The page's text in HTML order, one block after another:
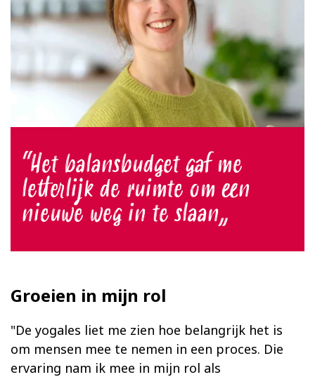
Het balansbudget gaf me
letterlijk de ruimte om een
nieuwe weg in te slaan
Groeien in mijn rol
"De yogales liet me zien hoe belangrijk het is
om mensen mee te nemen in een proces. Die
ervaring nam ik mee in mijn rol als